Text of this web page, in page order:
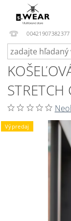
00421907382377
STRETCH
Výpredaj